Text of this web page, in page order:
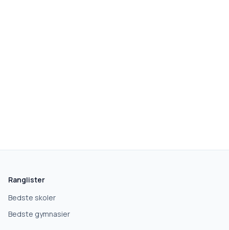
Hvad leder du efter?
Grundskole
Ranglister
Bedste skoler
Bedste gymnasier